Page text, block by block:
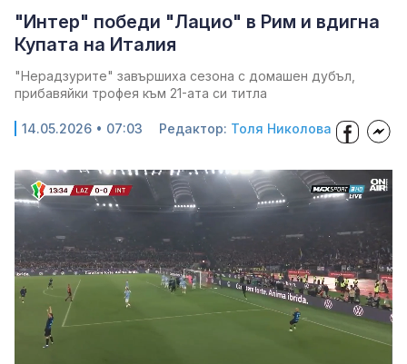
"Интер" победи "Лацио" в Рим и вдигна
Купата на Италия
"Нерадзурите" завършиха сезона с домашен дубъл,
прибавяйки трофея към 21-ата си титла
14.05.2026 • 07:03 Редактор: Толя Николова